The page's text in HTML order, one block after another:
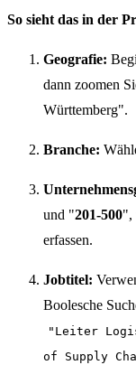
So sieht das in der
Geografie:
dann zoomen
Württemberg".
Branche:
und "201-500",
erfassen.
Jobtitel:
Boolesche
"Leiter
of Supply